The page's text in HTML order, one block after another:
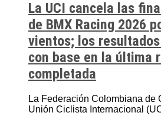
La UCI cancela las
de BMX Racing 2026
vientos; los
con base en la última
completada
La Federación Colombiana de
Unión Ciclista Internacional